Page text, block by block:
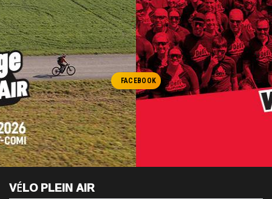
FACEBOOK
VÉLO PLEIN AIR